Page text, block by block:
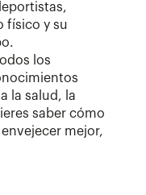
físico y su
los
la salud, la
saber cómo
mejor,